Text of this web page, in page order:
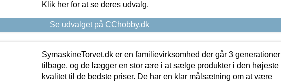
Klik her for at se deres udvalg.
Se udvalget på CChobby.dk
SymaskineTorvet.dk er en familievirksomhed der går 3 generationer
tilbage, og de lægger en stor ære i at sælge produkter i den højeste
kvalitet til de bedste priser. De har en klar målsætning om at være